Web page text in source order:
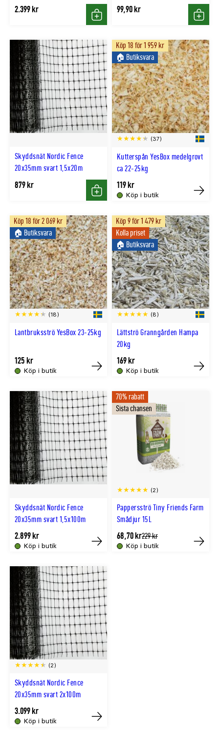
2.399 kr
Köp
99,90 kr
Köp
Skyddsnät Nordic Fence
20x35mm svart 1,5x20m
879 kr
Köp
Kutterspån YesBox medelgrovt
ca 22-25kg
(37)
Köp 18 för 1 959 kr
🏠︎ Butiksvara
Köp i butik
119 kr
Köp
Lantbruksströ YesBox 23-25kg
(18)
Köp 18 för 2 069 kr
🏠︎ Butiksvara
Köp i butik
125 kr
Köp
Lättströ Granngården Hampa
20kg
(8)
Köp 9 för 1 479 kr
Kolla priset
🏠︎ Butiksvara
Köp i butik
169 kr
Köp
Skyddsnät Nordic Fence
20x35mm svart 1,5x100m
Köp i butik
2.899 kr
Tillfälligt
online
Pappersströ Tiny Friends Farm
Smådjur 15L
(2)
70% rabatt
Sista chansen
Köp i butik
68,70 krTidligere
lägsta
pris
229 kr
Skyddsnät Nordic Fence
20x35mm svart 2x100m
(2)
Köp i butik
3.099 kr
Tillfälligt